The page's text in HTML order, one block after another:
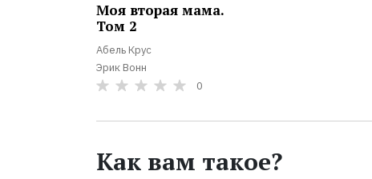
Моя вторая мама.
Том 2
Абель Крус
Эрик Вонн
0
Как вам такое?